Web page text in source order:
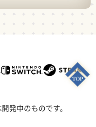
発中のものです。